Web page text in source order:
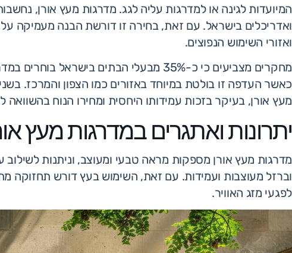
המיועדות לגינה או למדרגות עליה לגג. מדרגות מעץ אורן,
ואדריכלים בישראל. עם זאת, בחירה זו דורשת הבנה מעמיקה
ואזורי השימוש הנפוצים.
מחקרים מצביעים כי כ-35% מבעלי הבתים
מעץ אורן, בעיקר בזכות עמידותו היחסית ומחירו הנוח בהשוואה
יתרונות ואתגרים במדרגות מעץ
מדרגות מעץ אורן מספקות מראה טבעי ומעוצב, וניתנות לשילוב
וברזל מעוצבות ועמידות. עם זאת, השימוש בעץ דורש תחזוקה
לפגעי מזג האוויר.